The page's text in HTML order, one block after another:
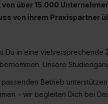
über 15.000
von ihrem Praxispartner
Du in eine vielversprechende
Unsere
Betrieb
– wir begleiten Dich bei